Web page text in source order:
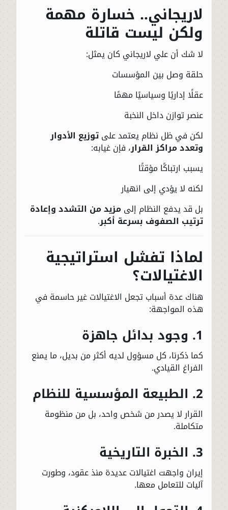
لاريجاني.. خسارة مهمة
ولكن ليست قاتلة
لا شك أن علي لاريجاني كان يمثل:
حلقة وصل بين المؤسسات
عقلًا إداريًا وسياسيًا مهمًا
عنصر توازن داخل النخبة
لكن في ظل نظام يعتمد علىتوزيع الأدوار
وتعدد مراكز القرار، فإن غيابه:
يسبب ارتباكًا مؤقتًا
لكنه لا يؤدي إلى انهيار
بل قد يدفع النظام إلىمزيد من التشدد وإعادة
ترتيب الصفوف بسرعة أكبر.
لماذا تفشل استراتيجية
الاغتيالات؟
هناك عدة أسباب تجعل الاغتيالات غير حاسمة في
هذه المواجهة:
1. وجود بدائل جاهزة
كما ذكرنا، كل مسؤول لديه أكثر من بديل، ما يمنع
الفراغ القيادي.
2. الطبيعة المؤسسية للنظام
القرار لا يصدر من شخص واحد، بل من منظومة
متكاملة.
3. الخبرة التاريخية
إيران واجهت اغتيالات عديدة منذ عقود، وطورت
آليات للتعامل معها.